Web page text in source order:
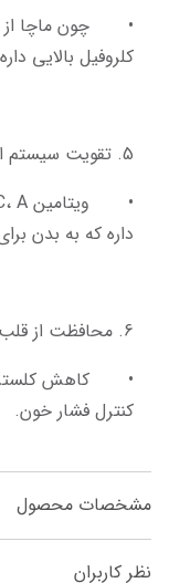
کلروفیل بالایی
5. تقویت سیستم ایمنی
داره که به بدن برای
6. محافظت از قلب و عروق
کنترل فشار خون.
مشخصات محصول
نظر کاربران